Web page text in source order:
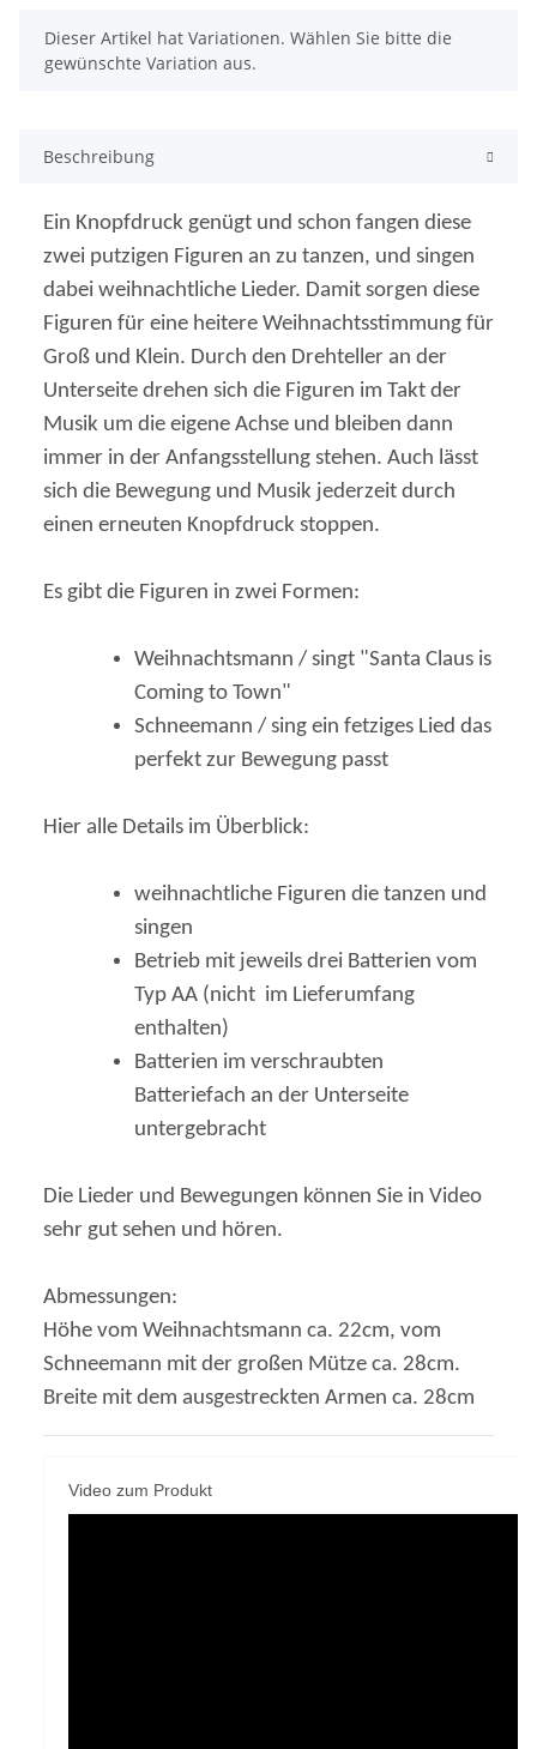
x
Dieser Artikel hat Variationen. Wählen Sie bitte die
gewünschte Variation aus.
Beschreibung
Ein Knopfdruck genügt und schon fangen diese
zwei putzigen Figuren an zu tanzen, und singen
dabei weihnachtliche Lieder. Damit sorgen diese
Figuren für eine heitere Weihnachtsstimmung für
Groß und Klein. Durch den Drehteller an der
Unterseite drehen sich die Figuren im Takt der
Musik um die eigene Achse und bleiben dann
immer in der Anfangsstellung stehen. Auch lässt
sich die Bewegung und Musik jederzeit durch
einen erneuten Knopfdruck stoppen.
Es gibt die Figuren in zwei Formen:
Weihnachtsmann / singt "Santa Claus is
Coming to Town"
Schneemann / sing ein fetziges Lied das
perfekt zur Bewegung passt
Hier alle Details im Überblick:
weihnachtliche Figuren die tanzen und
singen
Betrieb mit jeweils drei Batterien vom
Typ AA (nicht im Lieferumfang
enthalten)
Batterien im verschraubten
Batteriefach an der Unterseite
untergebracht
Die Lieder und Bewegungen können Sie in Video
sehr gut sehen und hören.
Abmessungen:
Höhe vom Weihnachtsmann ca. 22cm, vom
Schneemann mit der großen Mütze ca. 28cm.
Breite mit dem ausgestreckten Armen ca. 28cm
Video zum Produkt